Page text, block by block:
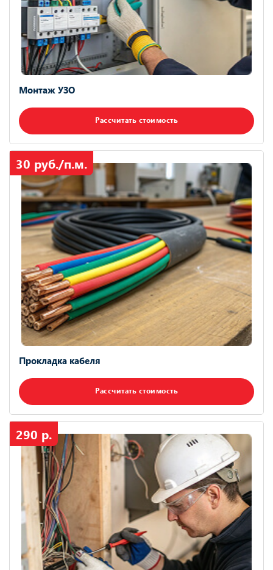
Монтаж УЗО
Рассчитать стоимость
30 руб./п.м.
Прокладка кабеля
Рассчитать стоимость
290 р.